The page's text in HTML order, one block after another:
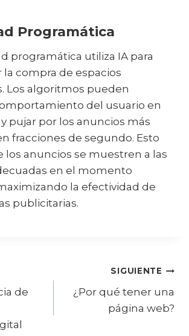
Programática
programática utiliza IA para
compra de espacios
Los algoritmos pueden
del usuario en
pujar por los anuncios más
fracciones de segundo. Esto
los anuncios se muestren a las
en el momento
la efectividad de
publicitarias.
de
SIGUIENTE
¿Por qué tener una
página web?